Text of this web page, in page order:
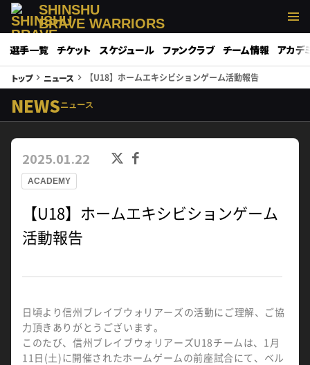
SHINSHU
BRAVE WARRIORS
選手一覧 チケット スケジュール ファンクラブ チーム情報 アカデ
トップkeyboard_arrow_right ニュース keyboard_arrow_right 【U18】ホームエキシビションゲーム活動報告
NEWSニュース
ACADEMY
2025.01.22
【U18】ホームエキシビションゲーム
活動報告
日頃より信州ブレイブウォリアーズの活動にご理解、ご協
力頂きありがとうございます。
このたび、信州ブレイブウォリアーズU18チームは、1月
11日(土)に開催されたホームゲームの前座試合にて、ベル